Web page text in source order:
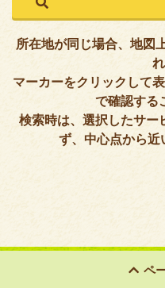
所在地が同じ場合、地図
マーカーをクリックして
で確認する
検索時は、選択したサー
ず、中心点から近
ペ